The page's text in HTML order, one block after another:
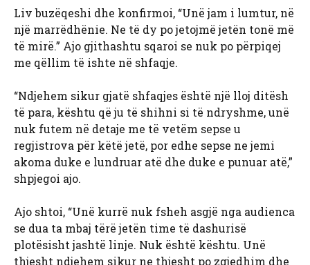
Liv buzëqeshi dhe konfirmoi, “Unë jam i lumtur, në
një marrëdhënie. Ne të dy po jetojmë jetën tonë më
të mirë.” Ajo gjithashtu sqaroi se nuk po përpiqej
me qëllim të ishte në shfaqje.
“Ndjehem sikur gjatë shfaqjes është një lloj ditësh
të para, kështu që ju të shihni si të ndryshme, unë
nuk futem në detaje me të vetëm sepse u
regjistrova për këtë jetë, por edhe sepse ne jemi
akoma duke e lundruar atë dhe duke e punuar atë,”
shpjegoi ajo.
Ajo shtoi, “Unë kurrë nuk fsheh asgjë nga audienca
se dua ta mbaj tërë jetën time të dashurisë
plotësisht jashtë linje. Nuk është kështu. Unë
thjesht ndjehem sikur ne thjesht po zgjedhim dhe